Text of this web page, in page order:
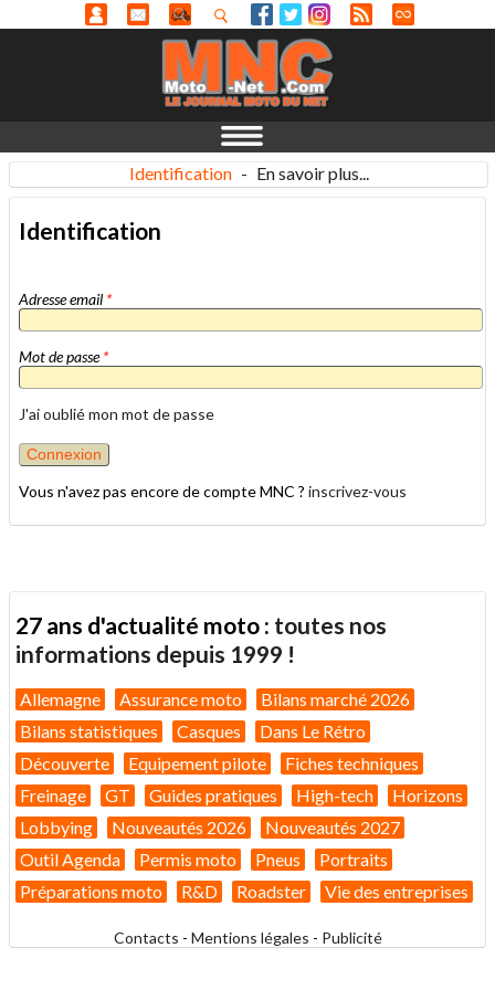
Identification - En savoir plus...
Identification
Adresse email *
Mot de passe*
J'ai oublié mon mot de passe
Vous n'avez pas encore de compte MNC ? inscrivez-vous
27 ans d'actualité moto : toutes nos
informations depuis 1999 !
Allemagne Assurance moto
Bilans marché 2026
Bilans statistiques
Casques
Dans Le Rétro
Découverte
Equipement pilote
Fiches techniques
Freinage
GT Guides pratiques High-tech
Horizons
Lobbying
Nouveautés 2026
Nouveautés 2027
Outil Agenda
Permis moto Pneus
Portraits
Préparations moto
R&D Roadster Vie des entreprises
Contacts - Mentions légales - Publicité